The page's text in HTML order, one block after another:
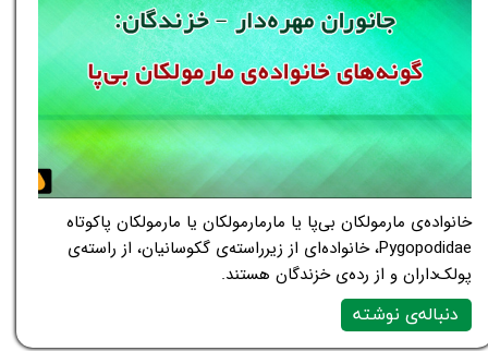
خانواده‌ی مارمولکان بی‌پا یا مارمارمولکان یا مارمولکان پاکوتاه
Pygopodidae، خانواده‌ای از زیرراسته‌ی گکوسانیان، از راسته‌ی
پولک‌داران و از رده‌ی خزندگان هستند.
دنباله‌ی نوشته